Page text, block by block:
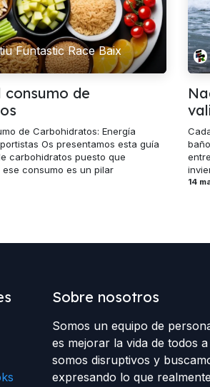
Funtastic Race Baix
consumo de
de Carbohidratos: Energía
Os presentamos esta guía
carbohidratos puesto que
consumo es un pilar
14
Sobre nosotros
Somos un equipo de
es mejorar la vida de todos
somos disruptivos y
expresando lo que